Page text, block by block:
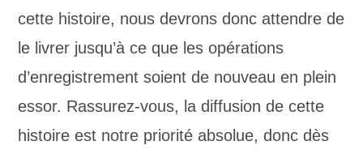
cette histoire, nous devrons donc attendre de
le livrer jusqu’à ce que les opérations
d’enregistrement soient de nouveau en plein
essor. Rassurez-vous, la diffusion de cette
histoire est notre priorité absolue, donc dès